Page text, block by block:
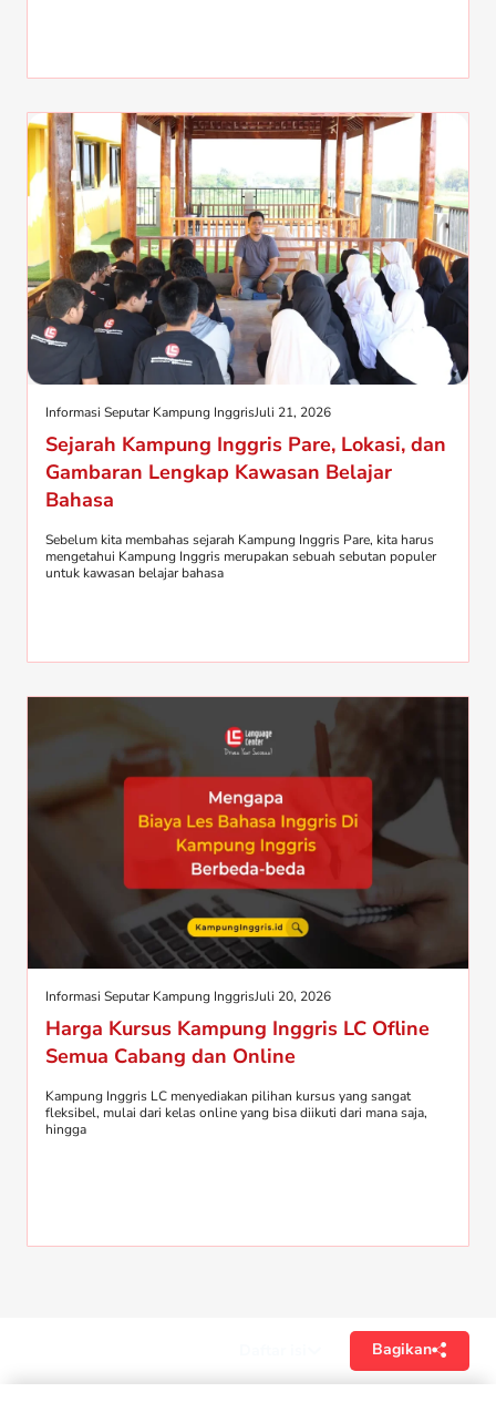
Informasi Seputar Kampung InggrisJuli 21, 2026
Sejarah Kampung Inggris Pare, Lokasi, dan
Gambaran Lengkap Kawasan Belajar
Bahasa
Sebelum kita membahas sejarah Kampung Inggris Pare, kita harus
mengetahui Kampung Inggris merupakan sebuah sebutan populer
untuk kawasan belajar bahasa
Informasi Seputar Kampung InggrisJuli 20, 2026
Harga Kursus Kampung Inggris LC Ofline
Semua Cabang dan Online
Kampung Inggris LC menyediakan pilihan kursus yang sangat
fleksibel, mulai dari kelas online yang bisa diikuti dari mana saja,
hingga
Bagikan